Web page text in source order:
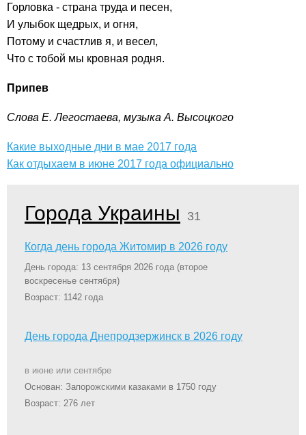
Горловка - страна труда и песен,
И улыбок щедрых, и огня,
Потому и счастлив я, и весел,
Что с тобой мы кровная родня.
Припев
Слова Е. Легостаева, музыка А. Высоцкого
Какие выходные дни в мае 2017 года
Как отдыхаем в июне 2017 года официально
Города Украины 31
Когда день города Житомир в 2026 году
День города: 13 сентября 2026 года (второе
воскресенье сентября)
Возраст: 1142 года
День города Днепродзержинск в 2026 году
в июне или сентябре
Основан: Запорожскими казаками в 1750 году
Возраст: 276 лет